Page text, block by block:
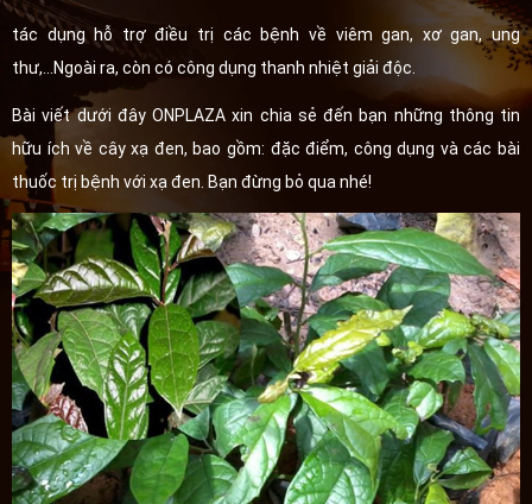
tác dụng hỗ trợ điều trị các bệnh về viêm gan, xơ gan, ung
thư,...Ngoài ra, còn có công dụng thanh nhiệt giải độc.
Bài viết dưới đây ONPLAZA xin chia sẻ đến bạn những thông tin
hữu ích về cây xạ đen, bao gồm: đặc điểm, công dụng và các bài
thuốc trị bệnh với xạ đen. Bạn đừng bỏ qua nhé!